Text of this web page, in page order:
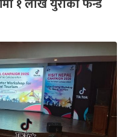
१ लाख युरोको फन्ड